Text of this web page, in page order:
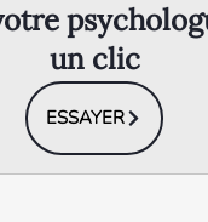
un clic
ESSAYER